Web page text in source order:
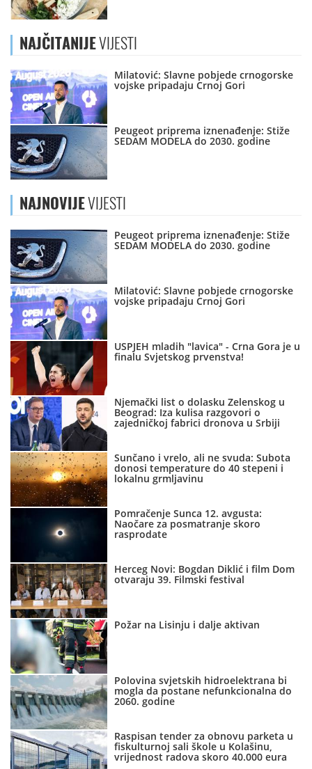
NAJČITANIJEVIJESTI
Milatović: Slavne pobjede crnogorske
vojske pripadaju Crnoj Gori
Peugeot priprema iznenađenje: Stiže
SEDAM MODELA do 2030. godine
NAJNOVIJEVIJESTI
Peugeot priprema iznenađenje: Stiže
SEDAM MODELA do 2030. godine
Milatović: Slavne pobjede crnogorske
vojske pripadaju Crnoj Gori
USPJEH mladih "lavica" - Crna Gora je u
finalu Svjetskog prvenstva!
Njemački list o dolasku Zelenskog u
Beograd: Iza kulisa razgovori o
zajedničkoj fabrici dronova u Srbiji
Sunčano i vrelo, ali ne svuda: Subota
donosi temperature do 40 stepeni i
lokalnu grmljavinu
Pomračenje Sunca 12. avgusta:
Naočare za posmatranje skoro
rasprodate
Herceg Novi: Bogdan Diklić i film Dom
otvaraju 39. Filmski festival
Požar na Lisinju i dalje aktivan
Polovina svjetskih hidroelektrana bi
mogla da postane nefunkcionalna do
2060. godine
Raspisan tender za obnovu parketa u
fiskulturnoj sali škole u Kolašinu,
vrijednost radova skoro 40.000 eura